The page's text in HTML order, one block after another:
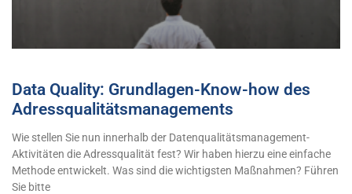
Data Quality: Grundlagen-Know-how des
Adressqualitätsmanagements
Wie stellen Sie nun innerhalb der Datenqualitätsmanagement-
Aktivitäten die Adressqualität fest? Wir haben hierzu eine einfache
Methode entwickelt. Was sind die wichtigsten Maßnahmen? Führen
Sie bitte